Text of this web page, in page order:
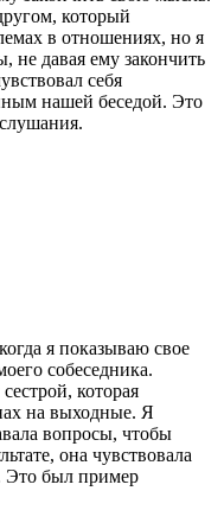
который
в отношениях, но я
не давая ему закончить
себя
нашей беседой. Это
я показываю свое
собеседника.
которая
на выходные. Я
вопросы, чтобы
она чувствовала
Это был пример